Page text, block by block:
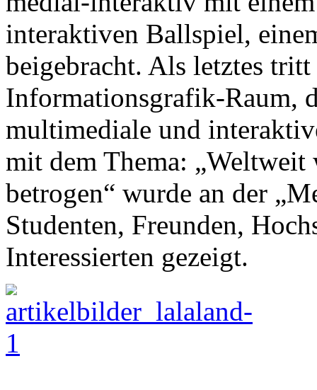
interaktiven Ballspiel,
beigebracht. Als letztes
Informationsgrafik-Raum,
multimediale und
mit dem Thema:
betrogen“ wurde an der
Studenten, Freunden,
Interessierten gezeigt.